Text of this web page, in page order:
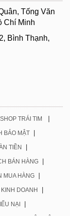
Tống Văn
Chí Minh
Bình Thạnh,
TRÁI TIM |
BẢO MẬT |
TIỀN |
BÁN HÀNG |
MUA HÀNG |
DOANH |
NẠI |